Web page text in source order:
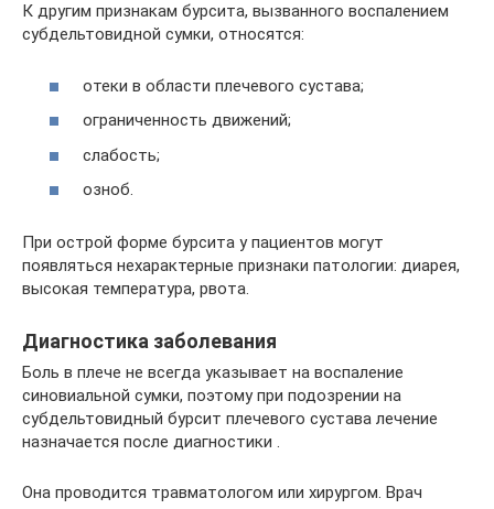
К другим признакам бурсита, вызванного воспалением
субдельтовидной сумки, относятся:
отеки в области плечевого сустава;
ограниченность движений;
слабость;
озноб.
При острой форме бурсита у пациентов могут
появляться нехарактерные признаки патологии: диарея,
высокая температура, рвота.
Диагностика заболевания
Боль в плече не всегда указывает на воспаление
синовиальной сумки, поэтому при подозрении на
субдельтовидный бурсит плечевого сустава лечение
назначается после диагностики .
Она проводится травматологом или хирургом. Врач